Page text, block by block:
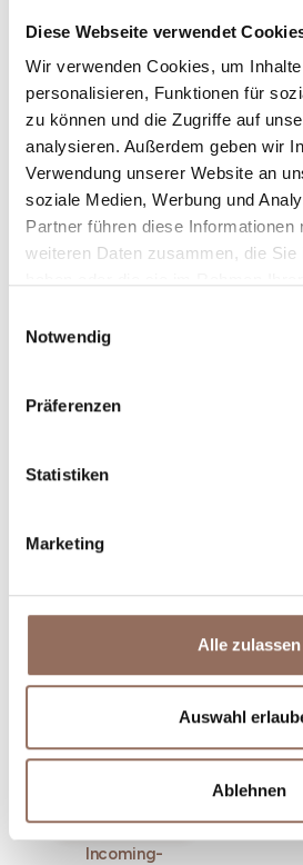
Diese Webseite verwendet
Wir verwenden Cookies, um
personalisieren, Funktionen für
zu können und die Zugriffe auf
analysieren. Außerdem geben wir
Verwendung unserer Website an
soziale Medien, Werbung und
Partner führen diese Informationen
weiteren Daten zusammen, die Sie
Notwendig
Präferenzen
Statistiken
Marketing
Alle zulassen
Auswahl
Ablehnen
Anzahl Wohnungen:2
Anzahl Badezimmer:2
Beds number:8
Dein
Plane, wo du übernachtest und
willst, mit einem Blick aufs
Incoming-